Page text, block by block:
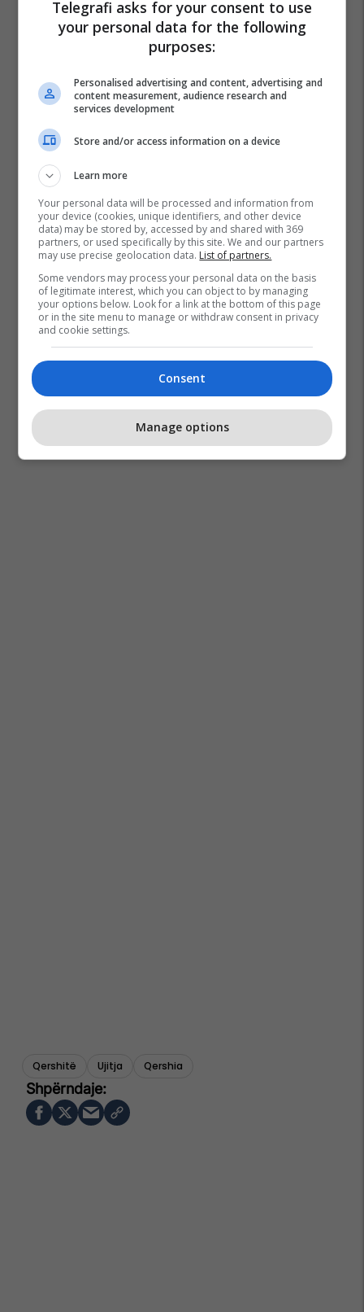
Qershitë Ujitja Qershia
Telegrafi asks for your consent to use
your personal data for the following
purposes:
Personalised advertising and content, advertising and
content measurement, audience research and
services development
Store and/or access information on a device
Learn more
Your personal data will be processed and information from
your device (cookies, unique identifiers, and other device
data) may be stored by, accessed by and shared with 369
partners, or used specifically by this site. We and our partners
may use precise geolocation data. List of partners.
Some vendors may process your personal data on the basis
of legitimate interest, which you can object to by managing
your options below. Look for a link at the bottom of this page
or in the site menu to manage or withdraw consent in privacy
and cookie settings.
Consent
Manage options